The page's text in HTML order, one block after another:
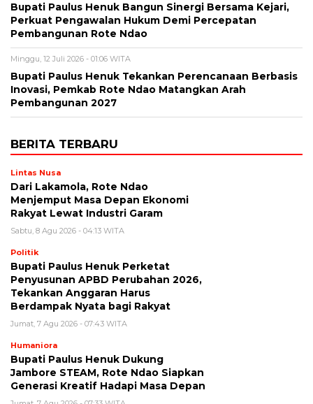
Bupati Paulus Henuk Bangun Sinergi Bersama Kejari,
Perkuat Pengawalan Hukum Demi Percepatan
Pembangunan Rote Ndao
Minggu, 12 Juli 2026 - 01:06 WITA
Bupati Paulus Henuk Tekankan Perencanaan Berbasis
Inovasi, Pemkab Rote Ndao Matangkan Arah
Pembangunan 2027
BERITA TERBARU
Lintas Nusa
Dari Lakamola, Rote Ndao
Menjemput Masa Depan Ekonomi
Rakyat Lewat Industri Garam
Sabtu, 8 Agu 2026 - 04:13 WITA
Politik
Bupati Paulus Henuk Perketat
Penyusunan APBD Perubahan 2026,
Tekankan Anggaran Harus
Berdampak Nyata bagi Rakyat
Jumat, 7 Agu 2026 - 07:43 WITA
Humaniora
Bupati Paulus Henuk Dukung
Jambore STEAM, Rote Ndao Siapkan
Generasi Kreatif Hadapi Masa Depan